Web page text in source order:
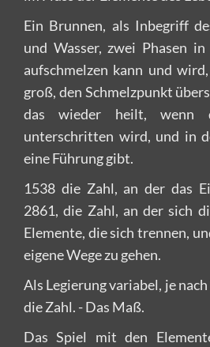
Ein Brunnen, als Inbegriff
und Wasser, zwei Phasen
aufschmelzen kann und
groß, den Schmelzpunkt
das wieder heilt, wenn
unterschritten wird, und in
eine Führung gibt.
1538 die Zahl, an der das
2861, die Zahl, an der sich
Elemente, die sich trennen,
eigene Wege zu gehen.
Als Legierung variabel, je
die Zahl. - Das Maß.
Das Spiel mit den